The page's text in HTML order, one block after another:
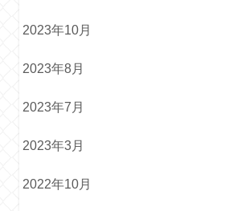
2023年10月
2023年8月
2023年7月
2023年3月
2022年10月